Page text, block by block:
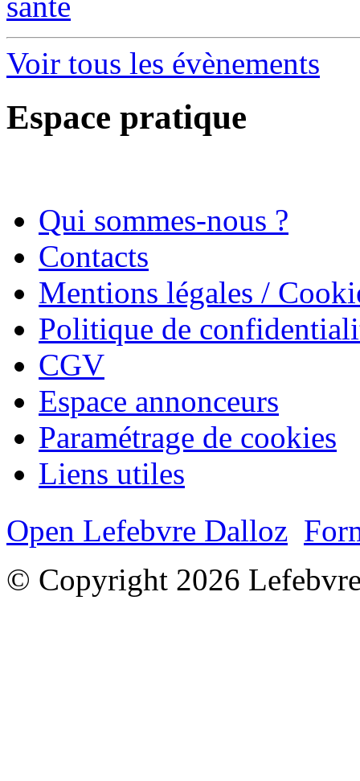
Voir tous les évènements
Espace pratique
Qui sommes-nous ?
Contacts
Mentions légales /
Politique de
CGV
Espace annonceurs
Paramétrage de cookies
Liens utiles
Open Lefebvre Dalloz
© Copyright 2026